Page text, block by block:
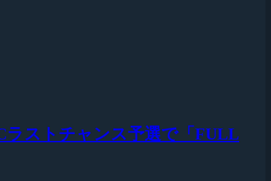
ラストチャンス予選で「FULL